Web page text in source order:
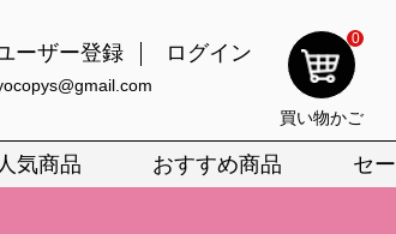
ーザー登録 ログイン
0
買い物かご
人気商品 おすすめ商品 セ
取扱い。最高品質の再現度を安心してお選びいた